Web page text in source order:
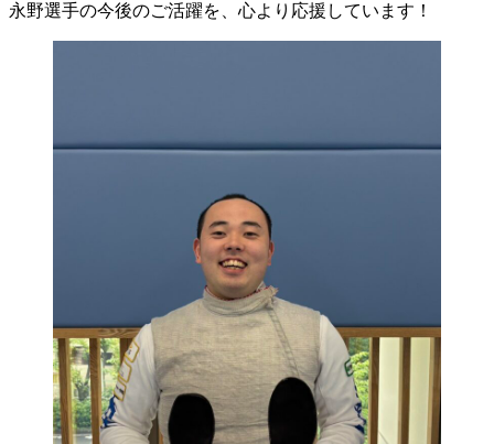
永野選手の今後のご活躍を、心より応援しています！